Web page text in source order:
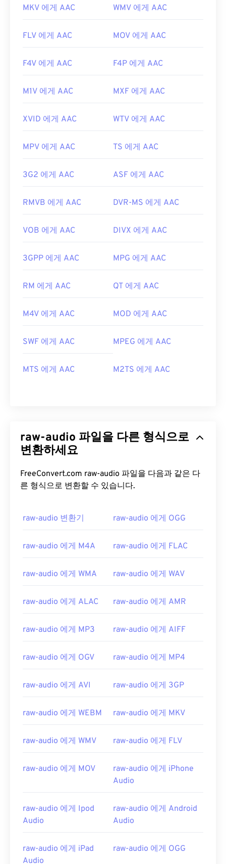
00 00
00 00
MKV 에게 AAC WMV 에게 AAC
FLV 에게 AAC MOV 에게 AAC
F4V 에게 AAC F4P 에게 AAC
M1V 에게 AAC MXF 에게 AAC
XVID 에게 AAC WTV 에게 AAC
MPV 에게 AAC TS 에게 AAC
3G2 에게 AAC ASF 에게 AAC
RMVB 에게 AAC DVR-MS 에게 AAC
VOB 에게 AAC DIVX 에게 AAC
3GPP 에게 AAC MPG 에게 AAC
RM 에게 AAC QT 에게 AAC
M4V 에게 AAC MOD 에게 AAC
SWF 에게 AAC MPEG 에게 AAC
MTS 에게 AAC M2TS 에게 AAC
raw-audio 파일을 다른 형식으로
변환하세요
FreeConvert.com raw-audio 파일을 다음과 같은 다
른 형식으로 변환할 수 있습니다.
raw-audio 변환기 raw-audio 에게 OGG
raw-audio 에게 M4A raw-audio 에게 FLAC
raw-audio 에게 WMA raw-audio 에게 WAV
raw-audio 에게 ALAC raw-audio 에게 AMR
raw-audio 에게 MP3 raw-audio 에게 AIFF
raw-audio 에게 OGV raw-audio 에게 MP4
raw-audio 에게 AVI raw-audio 에게 3GP
raw-audio 에게 WEBM raw-audio 에게 MKV
raw-audio 에게 WMV raw-audio 에게 FLV
raw-audio 에게 MOV
raw-audio 에게 iPhone
Audio
raw-audio 에게 Ipod
Audio
raw-audio 에게 Android
Audio
raw-audio 에게 iPad
Audio
raw-audio 에게 OGG